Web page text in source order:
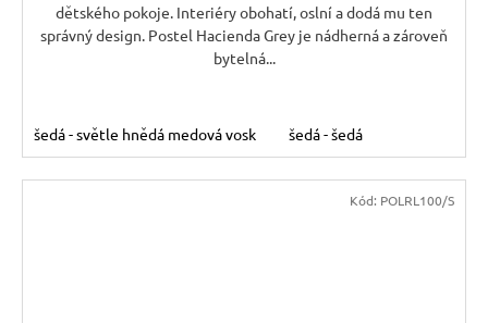
dětského pokoje. Interiéry obohatí, oslní a dodá mu ten
správný design. Postel Hacienda Grey je nádherná a zároveň
bytelná...
šedá - světle hnědá medová vosk šedá - šedá
Kód: POLRL100/S